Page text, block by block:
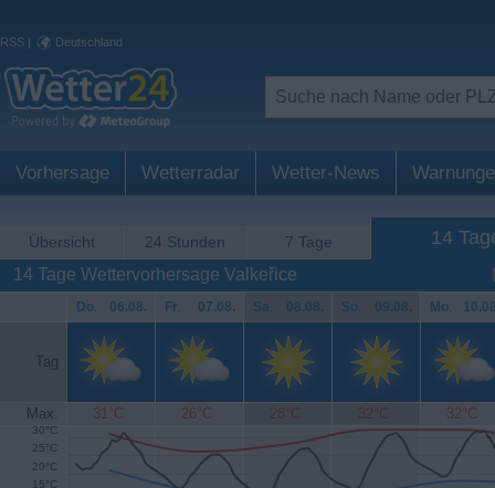
RSS | Deutschland
Vorhersage Wetterradar Wetter-News
Übersicht 24 Stunden 7 Tage 14
14 Tage Wettervorhersage Valkeřice
Do. 06.08. Fr. 07.08. Sa. 08.08. So. 09.08. Mo.
Tag
Max. 31°C 26°C 28°C 32°C 32°C
15°C
20°C
25°C
30°C